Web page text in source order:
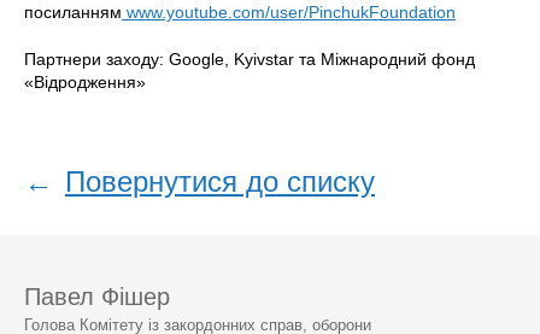
посиланням www.youtube.com/user/PinchukFoundation
Партнери заходу: Google, Kyivstar та Міжнародний фонд
«Відродження»
← Повернутися до списку
Павел Фішер
Голова Комітету із закордонних справ, оборони